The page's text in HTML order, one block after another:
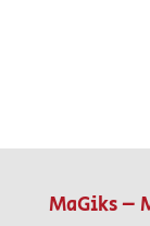
MaGiks –